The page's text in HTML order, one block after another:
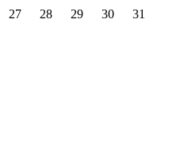
27
28 29 30 31